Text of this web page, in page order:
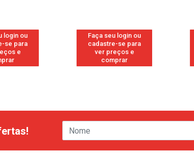
login ou
se para
e
Faça seu login ou
cadastre-se para
ver preços e
comprar